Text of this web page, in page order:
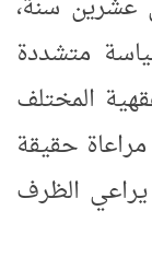
متشددة
المختلف
حقيقة
يراعي الظرف